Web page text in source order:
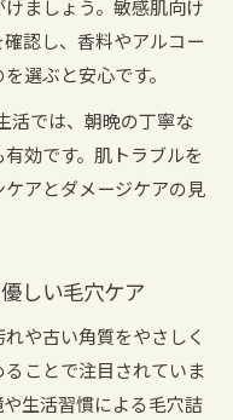
ましょう。敏感肌向け
認し、香料やアルコー
選ぶと安心です。
活では、朝晩の丁寧な
効です。肌トラブルを
アとダメージケアの見
しい毛穴ケア
や古い角質をやさしく
ことで注目されていま
生活習慣による毛穴詰